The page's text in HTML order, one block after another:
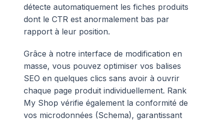
détecte automatiquement les fiches produits
dont le CTR est anormalement bas par
rapport à leur position.
Grâce à notre interface de modification en
masse, vous pouvez optimiser vos balises
SEO en quelques clics sans avoir à ouvrir
chaque page produit individuellement. Rank
My Shop vérifie également la conformité de
vos microdonnées (Schema), garantissant